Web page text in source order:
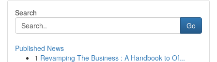
Search
Go
Published News
1 Revamping The Business : A Handbook to Of...